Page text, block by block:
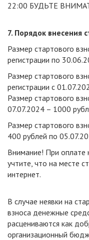
22:00 БУДЬТЕ
7. Порядок внесения
Размер стартового
регистрации по
Размер стартового
регистрации с
Размер стартового
07.07.2024 – 1000
Размер стартового
400 рублей по
Внимание! При оплате
учтите, что на месте
интернет.
В случае неявки на
взноса денежные
расцениваются как
организационный